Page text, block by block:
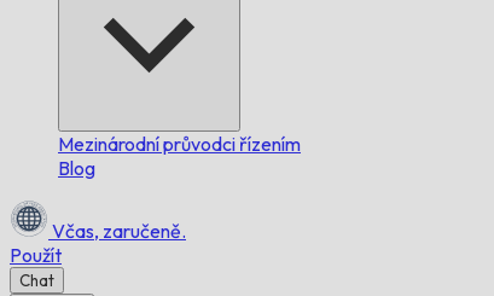
Mezinárodní průvodci řízením
Blog
Včas, zaručeně.
Použít
Chat